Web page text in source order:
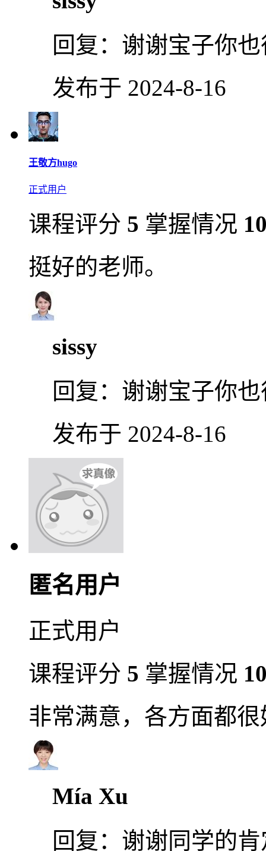
回复： 谢谢宝子你
发布于 2024-8-16
王敬方hugo
正式用户
课程评分 5 掌握情况
挺好的老师。
sissy
回复： 谢谢宝子你
发布于 2024-8-16
匿名用户
正式用户
课程评分 5 掌握情况
非常满意，各方面都很
Mía Xu
回复： 谢谢同学的